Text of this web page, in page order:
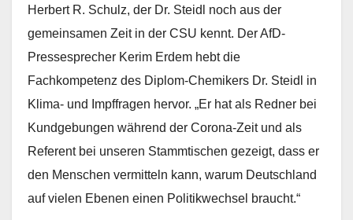
Herbert R. Schulz, der Dr. Steidl noch aus der
gemeinsamen Zeit in der CSU kennt. Der AfD-
Pressesprecher Kerim Erdem hebt die
Fachkompetenz des Diplom-Chemikers Dr. Steidl in
Klima- und Impffragen hervor. „Er hat als Redner bei
Kundgebungen während der Corona-Zeit und als
Referent bei unseren Stammtischen gezeigt, dass er
den Menschen vermitteln kann, warum Deutschland
auf vielen Ebenen einen Politikwechsel braucht.“